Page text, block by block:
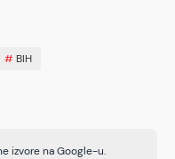
# BIH
izvore na Google-u.